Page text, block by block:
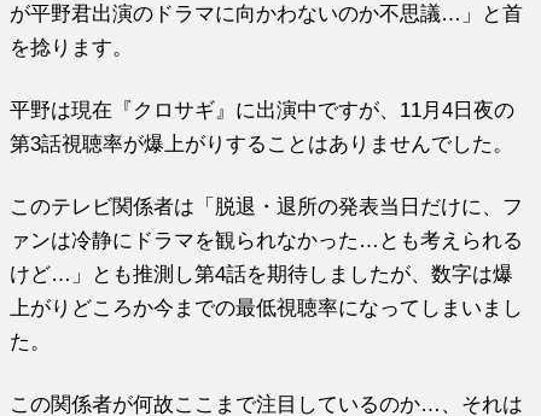
が平野君出演のドラマに向かわないのか不思議…」と首
を捻ります。
平野は現在『クロサギ』に出演中ですが、11月4日夜の
第3話視聴率が爆上がりすることはありませんでした。
このテレビ関係者は「脱退・退所の発表当日だけに、フ
ァンは冷静にドラマを観られなかった…とも考えられる
けど…」とも推測し第4話を期待しましたが、数字は爆
上がりどころか今までの最低視聴率になってしまいまし
た。
この関係者が何故ここまで注目しているのか…、それは